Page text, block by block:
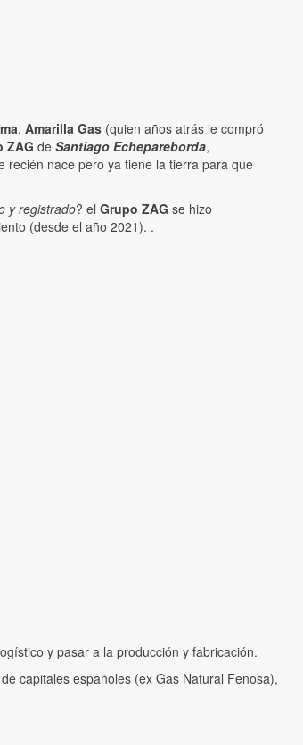
, Amarilla Gas (quien años atrás le compró
ZAG de Santiago Echepareborda,
recién nace pero ya tiene la tierra para que
y registrado? el Grupo ZAG se hizo
(desde el año 2021). .
y pasar a la producción y fabricación.
capitales españoles (ex Gas Natural Fenosa),